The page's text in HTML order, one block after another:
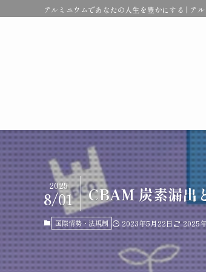
アルミニウムであなたの人生を豊かにする | ア
CBAM 炭素漏出
2025
8/01
国際情勢・法規制 2023年5月22日 2025